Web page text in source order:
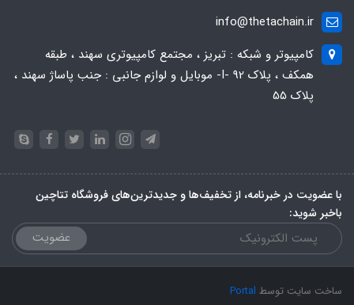
info@thetachain.ir
کامپیوتر و شبکه : تبریز ، مجتمع کامپیوتری سهند ، طبقه
همکف ، پلاک 92 -I- موبایل و لوازم جانبی : جنب پاساژ سهند ،
پلاک 55
با عضویت در خبرنامه، از تخفیف‌ها و جدیدترین‌های فروشگاه تتاچین
باخبر شوید:
عضویت
ساخت سایت توسط Portal